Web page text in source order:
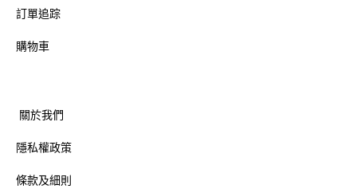
訂單追踪
購物車
關於我們
隱私權政策
條款及細則